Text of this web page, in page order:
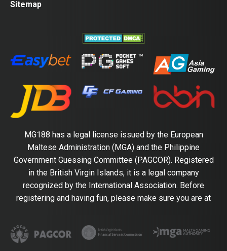
Sitemap
MG188 has a legal license issued by the European
Maltese Administration (MGA) and the Philippine
Government Guessing Committee (PAGCOR). Registered
in the British Virgin Islands, it is a legal company
recognized by the International Association. Before
registering and having fun, please make sure you are at